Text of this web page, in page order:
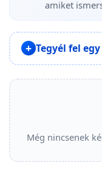
amiket
Tegyél fel
Még nincsenek